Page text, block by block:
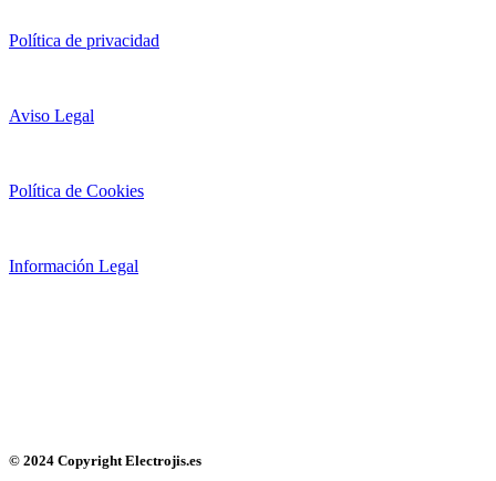
Política de privacidad
Aviso Legal
Política de Cookies
Información Legal
© 2024 Copyright Electrojis.es